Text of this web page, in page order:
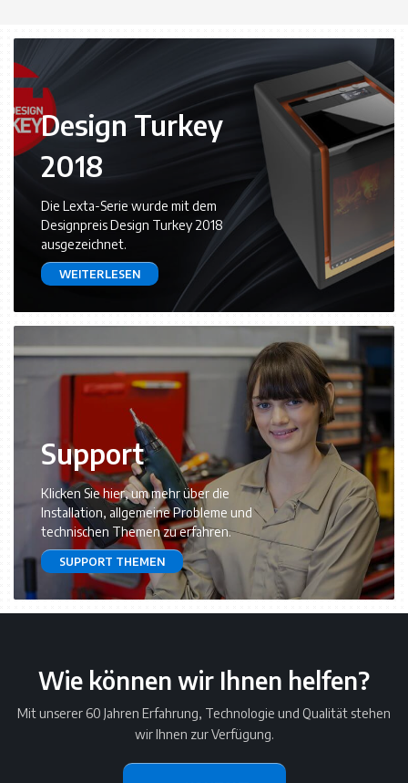
Design Turkey
2018
Die Lexta-Serie wurde mit dem
Designpreis Design Turkey 2018
ausgezeichnet.
WEITERLESEN
Support
Klicken Sie hier, um mehr über die
Installation, allgemeine Probleme und
technischen Themen zu erfahren.
SUPPORT THEMEN
Wie können wir Ihnen helfen?
Mit unserer 60 Jahren Erfahrung, Technologie und Qualität stehen
wir Ihnen zur Verfügung.